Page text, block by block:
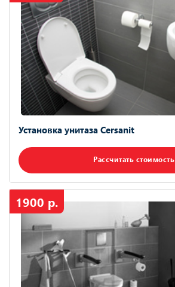
Установка унитаза Cersanit
Рассчитать стоимость
1900 р.